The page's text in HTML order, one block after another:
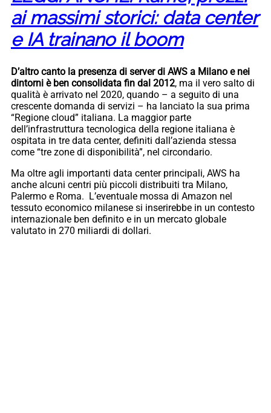
ai massimi storici: data center
e IA trainano il boom
D’altro canto la presenza di server di AWS a Milano e nei
dintorni è ben consolidata fin dal 2012, ma il vero salto di
qualità è arrivato nel 2020, quando – a seguito di una
crescente domanda di servizi – ha lanciato la sua prima
“Regione cloud” italiana. La maggior parte
dell’infrastruttura tecnologica della regione italiana è
ospitata in tre data center, definiti dall’azienda stessa
come “tre zone di disponibilità”, nel circondario.
Ma oltre agli importanti data center principali, AWS ha
anche alcuni centri più piccoli distribuiti tra Milano,
Palermo e Roma. L’eventuale mossa di Amazon nel
tessuto economico milanese si inserirebbe in un contesto
internazionale ben definito e in un mercato globale
valutato in 270 miliardi di dollari.